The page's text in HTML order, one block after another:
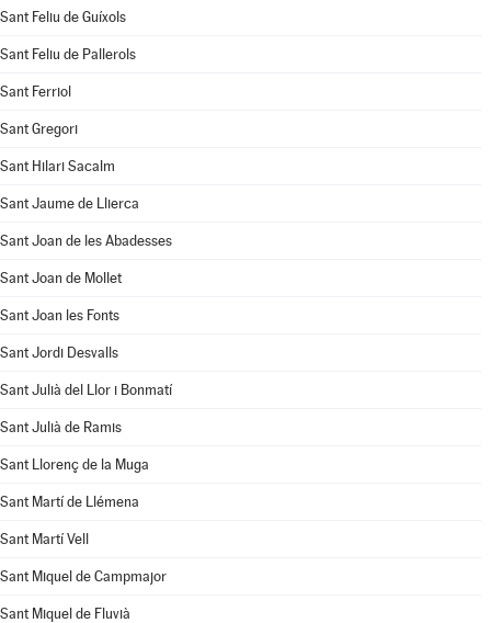
Sant Feliu de Guíxols
Sant Feliu de Pallerols
Sant Ferriol
Sant Gregori
Sant Hilari Sacalm
Sant Jaume de Llierca
Sant Joan de les Abadesses
Sant Joan de Mollet
Sant Joan les Fonts
Sant Jordi Desvalls
Sant Julià del Llor i Bonmatí
Sant Julià de Ramis
Sant Llorenç de la Muga
Sant Martí de Llémena
Sant Martí Vell
Sant Miquel de Campmajor
Sant Miquel de Fluvià